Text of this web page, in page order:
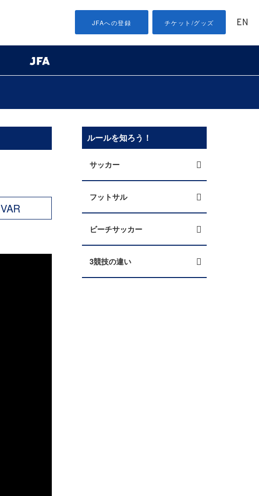
JFAへの登録 チケット/グッズ EN
VAR
ルールを知ろう！
サッカー
フットサル
ビーチサッカー
3競技の違い